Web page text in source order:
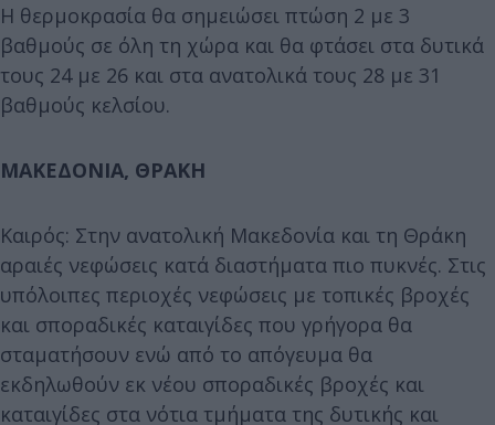
Η θερμοκρασία θα σημειώσει πτώση 2 με 3
βαθμούς σε όλη τη χώρα και θα φτάσει στα δυτικά
τους 24 με 26 και στα ανατολικά τους 28 με 31
βαθμούς κελσίου.
ΜΑΚΕΔΟΝΙΑ, ΘΡΑΚΗ
Καιρός: Στην ανατολική Μακεδονία και τη Θράκη
αραιές νεφώσεις κατά διαστήματα πιο πυκνές. Στις
υπόλοιπες περιοχές νεφώσεις με τοπικές βροχές
και σποραδικές καταιγίδες που γρήγορα θα
σταματήσουν ενώ από το απόγευμα θα
εκδηλωθούν εκ νέου σποραδικές βροχές και
καταιγίδες στα νότια τμήματα της δυτικής και